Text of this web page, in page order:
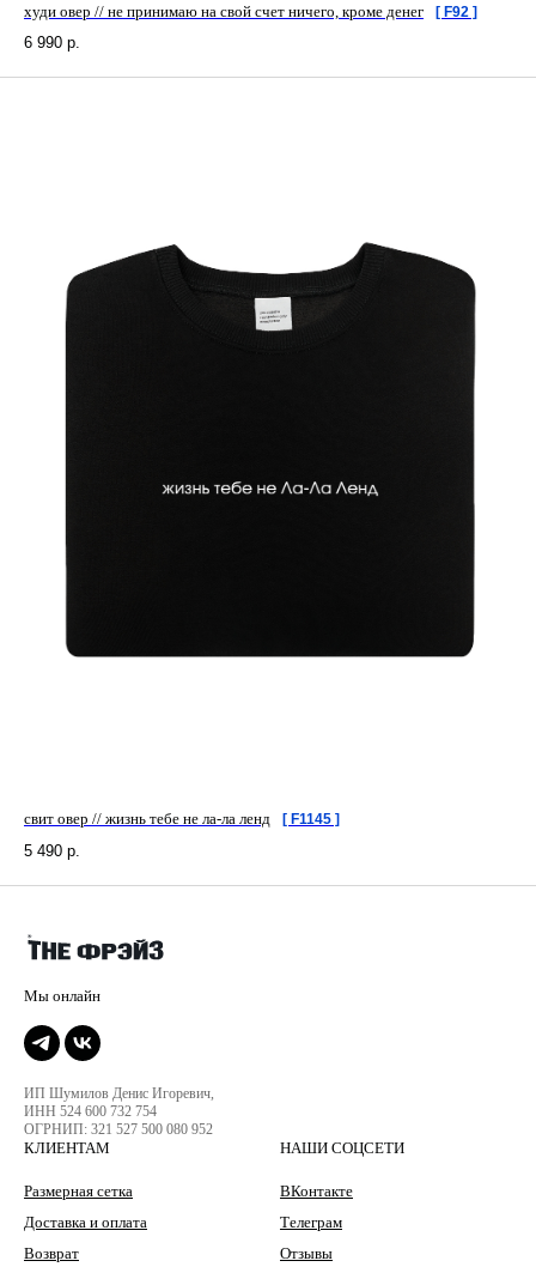
худи овер // не принимаю на свой счет ничего, кроме денег [ F92 ]
6 990 р.
свит овер // жизнь тебе не ла-ла ленд [ F1145 ]
5 490 р.
ИП Шумилов Денис Игоревич,
ИНН 524 600 732 754
ОГРНИП: 321 527 500 080 952
КЛИЕНТАМ
Размерная сетка
Доставка и оплата
Возврат
НАШИ СОЦСЕТИ
ВКонтакте
Телеграм
Отзывы